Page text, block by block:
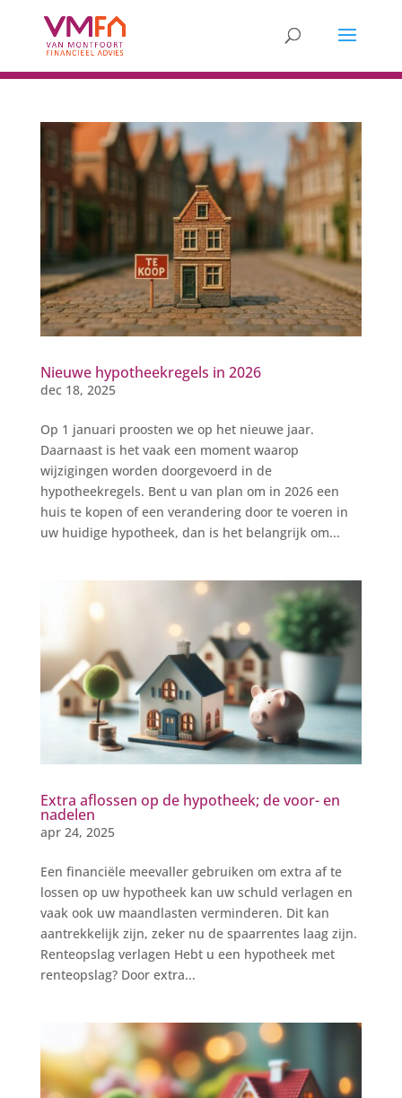
Nieuwe hypotheekregels in 2026
dec 18, 2025
Op 1 januari proosten we op het nieuwe jaar.
Daarnaast is het vaak een moment waarop
wijzigingen worden doorgevoerd in de
hypotheekregels. Bent u van plan om in 2026 een
huis te kopen of een verandering door te voeren in
uw huidige hypotheek, dan is het belangrijk om...
Extra aflossen op de hypotheek; de voor- en
nadelen
apr 24, 2025
Een financiële meevaller gebruiken om extra af te
lossen op uw hypotheek kan uw schuld verlagen en
vaak ook uw maandlasten verminderen. Dit kan
aantrekkelijk zijn, zeker nu de spaarrentes laag zijn.
Renteopslag verlagen Hebt u een hypotheek met
renteopslag? Door extra...